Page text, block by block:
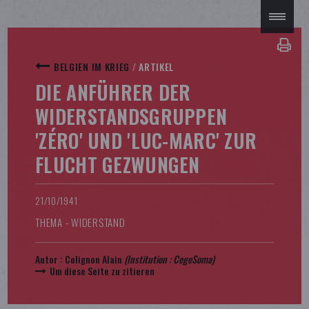
BELGIEN IM KRIEG /ARTIKEL
DIE ANFÜHRER DER
WIDERSTANDSGRUPPEN
'ZÉRO' UND 'LUC-MARC' ZUR
FLUCHT GEZWUNGEN
21/10/1941
THEMA - WIDERSTAND
Autor : Colignon Alain (Institution :CegeSoma)
Um diese Seite zu zitieren